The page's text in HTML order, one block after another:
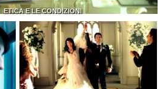
ETICA E LE CONDIZIONI